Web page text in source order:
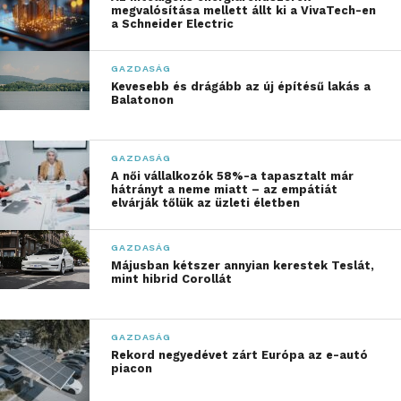
Egy átlagos keresetű munkavállaló ugyanis az aktív
éveiben megszokhatja, hogy rendszeresen költ
akár a lakása fenntartására és korszerűsítésére.
Nyugdíjasként azonban, ha jelentősen csökken a
következésképpen csökkenni fog az életszínvonala.
Milliókat nyerhet, aki időben
elkezd félretenni
A nyugdíjcélú megtakarítás legfontosabb tényezője
az idő. Minél korábban kezd valaki félretenni, annál
nyugdíjas évekre. Ha 35 évesen havi 10 ezer forintos
megtakarítást vállalva lépünk be egy
nyugdíjpénztárba, nagyobb mértékű
kockázatvállalás nélkül körülbelül 11,5 millió forint
megvalósítása mellett állt ki a VivaTech-en
a Schneider Electric
GAZDASÁG
Kevesebb és drágább az új építésű lakás a
Balatonon
GAZDASÁG
A női vállalkozók 58%-a tapasztalt már
hátrányt a neme miatt – az empátiát
elvárják tőlük az üzleti életben
GAZDASÁG
Májusban kétszer annyian kerestek Teslát,
mint hibrid Corollát
GAZDASÁG
Rekord negyedévet zárt Európa az e-autó
piacon